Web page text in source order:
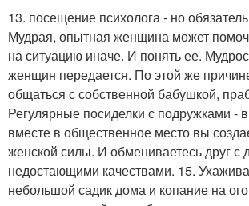
13. посещение психолога - но
Мудрая, опытная женщина может
на ситуацию иначе. И понять ее.
женщин передается. По этой же
общаться с собственной бабушкой,
Регулярные посиделки с подружками -
вместе в общественное место вы
женской силы. И обмениваетесь друг с
недостающими качествами. 15.
небольшой садик дома и копание на